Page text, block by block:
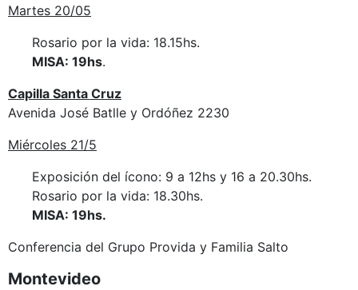
Martes 20/05
Rosario por la vida: 18.15hs.
MISA: 19hs.
Capilla Santa Cruz
Avenida José Batlle y Ordóñez 2230
Miércoles 21/5
Exposición del ícono: 9 a 12hs y 16 a 20.30hs.
Rosario por la vida: 18.30hs.
MISA: 19hs.
Conferencia del Grupo Provida y Familia Salto
Montevideo